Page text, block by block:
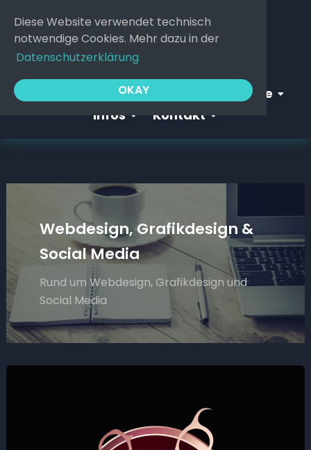
Diese Website verwendet technisch
notwendige Cookies. Mehr dazu in der
Datenschutzerklärung
OKAY
Inhalt
springen
Webgeflüster Open Webgeflüster
Service
Infos Kontakt
Webdesign, Grafikdesign &
Social Media
Rund um Webdesign, Grafikdesign und
Social Media